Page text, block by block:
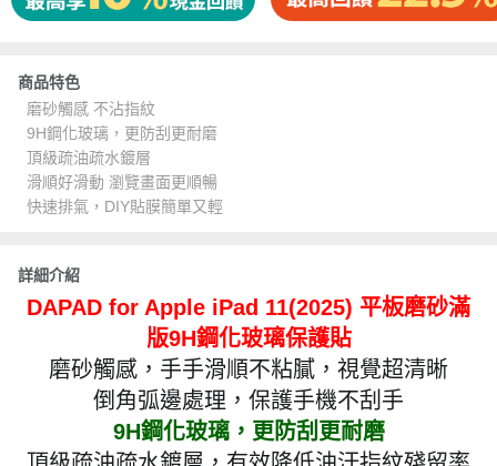
商品特色
磨砂觸感 不沾指紋
9H鋼化玻璃，更防刮更耐磨
頂級疏油疏水鍍層
滑順好滑動 瀏覽畫面更順暢
快速排氣，DIY貼膜簡單又輕
詳細介紹
DAPAD for Apple iPad 11(2025) 平板磨砂滿
版9H鋼化玻璃保護貼
磨砂觸感，手手滑順不粘膩，視覺超清晰
倒角弧邊處理，保護手機不刮手
9H鋼化玻璃，更防刮更耐磨